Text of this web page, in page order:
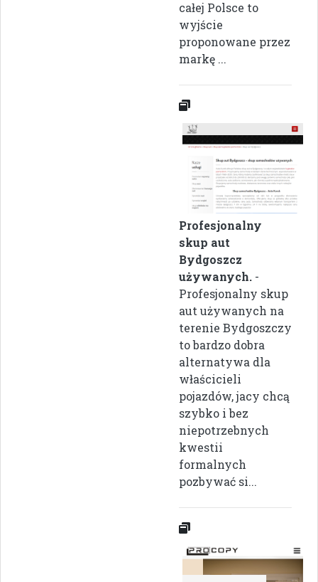
całej Polsce to
wyjście
proponowane przez
markę ...
Profesjonalny
skup aut
Bydgoszcz
używanych. -
Profesjonalny skup
aut używanych na
terenie Bydgoszczy
to bardzo dobra
alternatywa dla
właścicieli
pojazdów, jacy chcą
szybko i bez
niepotrzebnych
kwestii
formalnych
pozbywać si...